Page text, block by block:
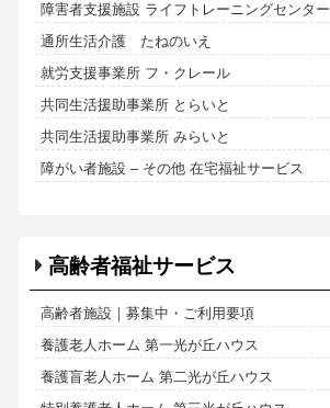
障害者支援施設 ライフトレーニングセンター
通所生活介護 たねのいえ
就労支援事業所 フ・クレール
共同生活援助事業所 とらいと
共同生活援助事業所 みらいと
障がい者施設 – その他 在宅福祉サービス
高齢者福祉サービス
高齢者施設｜募集中・ご利用要項
養護老人ホーム 第一光が丘ハウス
養護盲老人ホーム 第二光が丘ハウス